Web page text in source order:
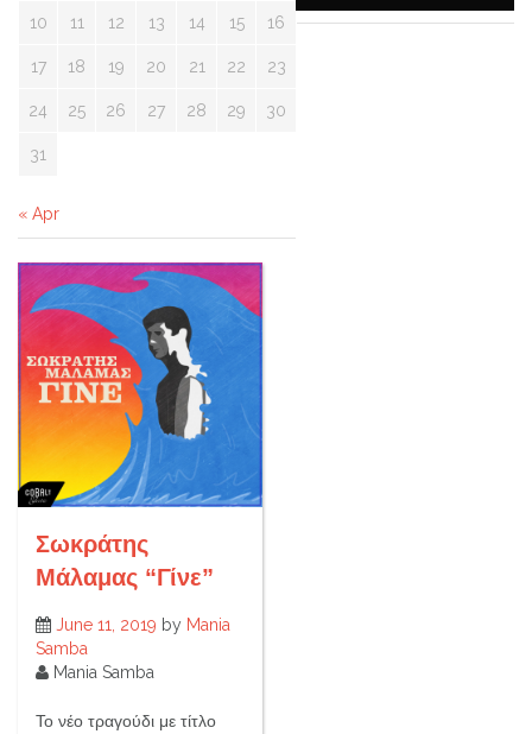
10 11 12 13 14 15 16
17 18 19 20 21 22 23
24 25 26 27 28 29 30
31
« Apr
Σωκράτης
Μάλαμας “Γίνε”
June 11, 2019 by Mania
Samba
Mania Samba
Το νέο τραγούδι με τίτλο